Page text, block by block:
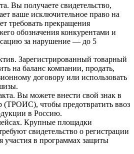
Вы получаете свидетельство,
ваше исключительное право на
требовать прекращения
обозначения конкурентами и
за нарушение — до 5
Зарегистрированный товарный
на баланс компании, продать,
договору или использовать
Вы можете внести свой знак в
(ТРОИС), чтобы предотвратить ввоз
в Россию.
Крупные площадки
свидетельство о регистрации
участия в программах защиты